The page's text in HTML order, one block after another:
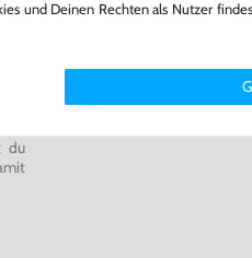
du
und Deinen Rechten als Nutzer